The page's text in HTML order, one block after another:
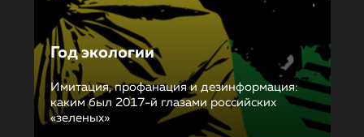
Год экологии
Имитация, профанация и дезинформация:
каким был 2017-й глазами российских
«зеленых»